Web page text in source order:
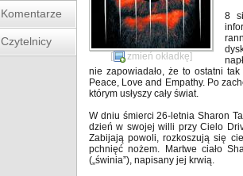
Komentarze
Czytelnicy
[ zmień okładkę]
8
nie zapowiadało, że to ostatni
Peace, Love and Empathy. Po
którym usłyszy cały świat.
W dniu śmierci 26-letnia Sharon
dzień w swojej willi przy Cielo
Zabijają powoli, rozkoszują się
pchnięć nożem. Martwe ciało
(„świnia”), napisany jej krwią.